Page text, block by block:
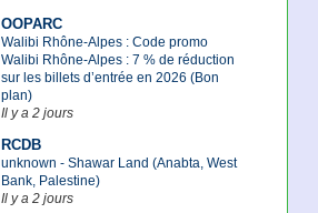
OOPARC
Walibi Rhône-Alpes : Code promo
Walibi Rhône-Alpes : 7 % de réduction
sur les billets d’entrée en 2026 (Bon
plan)
Il y a 2 jours
RCDB
unknown - Shawar Land (Anabta, West
Bank, Palestine)
Il y a 2 jours